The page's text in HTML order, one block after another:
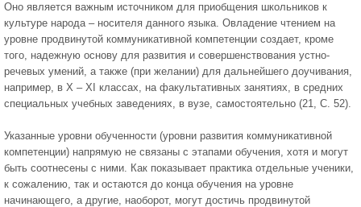
Оно является важным источником для приобщения школьников к
культуре народа – носителя данного языка. Овладение чтением на
уровне продвинутой коммуникативной компетенции создает, кроме
того, надежную основу для развития и совершенствования устно-
речевых умений, а также (при желании) для дальнейшего доучивания,
например, в X – XI классах, на факультативных занятиях, в средних
специальных учебных заведениях, в вузе, самостоятельно (21, С. 52).
Указанные уровни обученности (уровни развития коммуникативной
компетенции) напрямую не связаны с этапами обучения, хотя и могут
быть соотнесены с ними. Как показывает практика отдельные ученики,
к сожалению, так и остаются до конца обучения на уровне
начинающего, а другие, наоборот, могут достичь продвинутой